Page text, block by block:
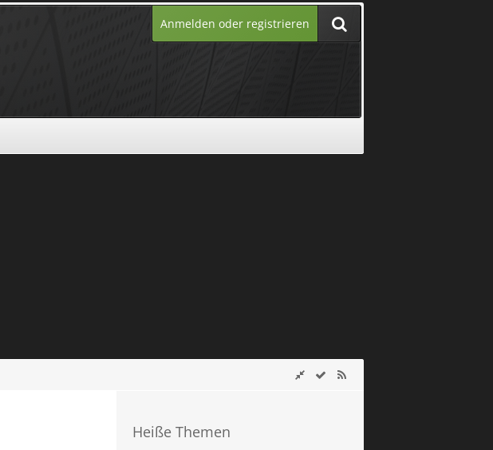
Anmelden oder registrieren
Heiße Themen